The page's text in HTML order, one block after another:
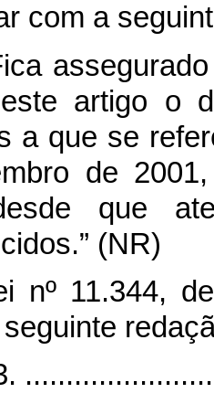
com a
artigo o
a que se
de
que
(NR)
nº 11.344,